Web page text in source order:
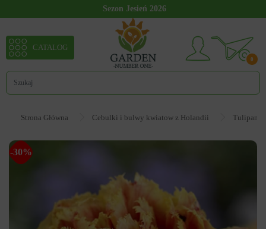
Sezon Jesień 2026
0
CATALOG
Strona Główna Cebulki i bulwy kwiatow z Holandii Tulipan
-30%